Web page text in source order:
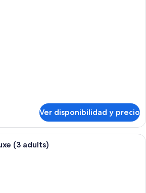
Ver disponibilidad y precio
Habitación de hotel con una cama
(3 adults)